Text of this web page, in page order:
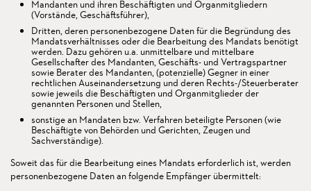
Mandanten und ihren Beschäftigten und Organmitgliedern
(Vorstände, Geschäftsführer),
Dritten, deren personenbezogene Daten für die Begründung des
Mandatsverhältnisses oder die Bearbeitung des Mandats benötigt
werden. Dazu gehören u.a. unmittelbare und mittelbare
Gesellschafter des Mandanten, Geschäfts- und Vertragspartner
sowie Berater des Mandanten, (potenzielle) Gegner in einer
rechtlichen Auseinandersetzung und deren Rechts-/Steuerberater
sowie jeweils die Beschäftigten und Organmitglieder der
genannten Personen und Stellen,
sonstige an Mandaten bzw. Verfahren beteiligte Personen (wie
Beschäftigte von Behörden und Gerichten, Zeugen und
Sachverständige).
Soweit das für die Bearbeitung eines Mandats erforderlich ist, werden
personenbezogene Daten an folgende Empfänger übermittelt: